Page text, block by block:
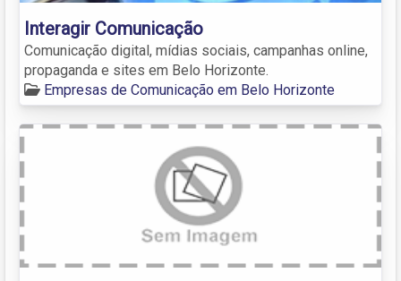
Interagir Comunicação
Comunicação digital, mídias sociais, campanhas online,
propaganda e sites em Belo Horizonte.
Empresas de Comunicação em Belo Horizonte